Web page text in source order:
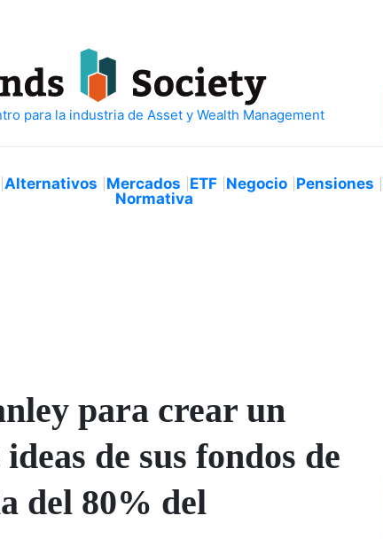
Alternativos Mercados ETF Negocio Pensiones
Normativa
para crear un
de sus fondos de
del 80% del